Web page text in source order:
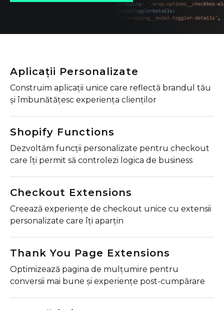
Aplicații Personalizate
Construim aplicații unice care reflectă brandul tău
și îmbunătățesc experiența clienților
Shopify Functions
Dezvoltăm funcții personalizate pentru checkout
care îți permit să controlezi logica de business
Checkout Extensions
Creează experiențe de checkout unice cu extensii
personalizate care îți aparțin
Thank You Page Extensions
Optimizează pagina de mulțumire pentru
conversii mai bune și experiențe post-cumpărare